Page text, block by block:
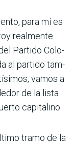
para mí es
realmente
Partido Colo­
al partido tam­
vamos a
de la lista
capitalino.
tramo de la